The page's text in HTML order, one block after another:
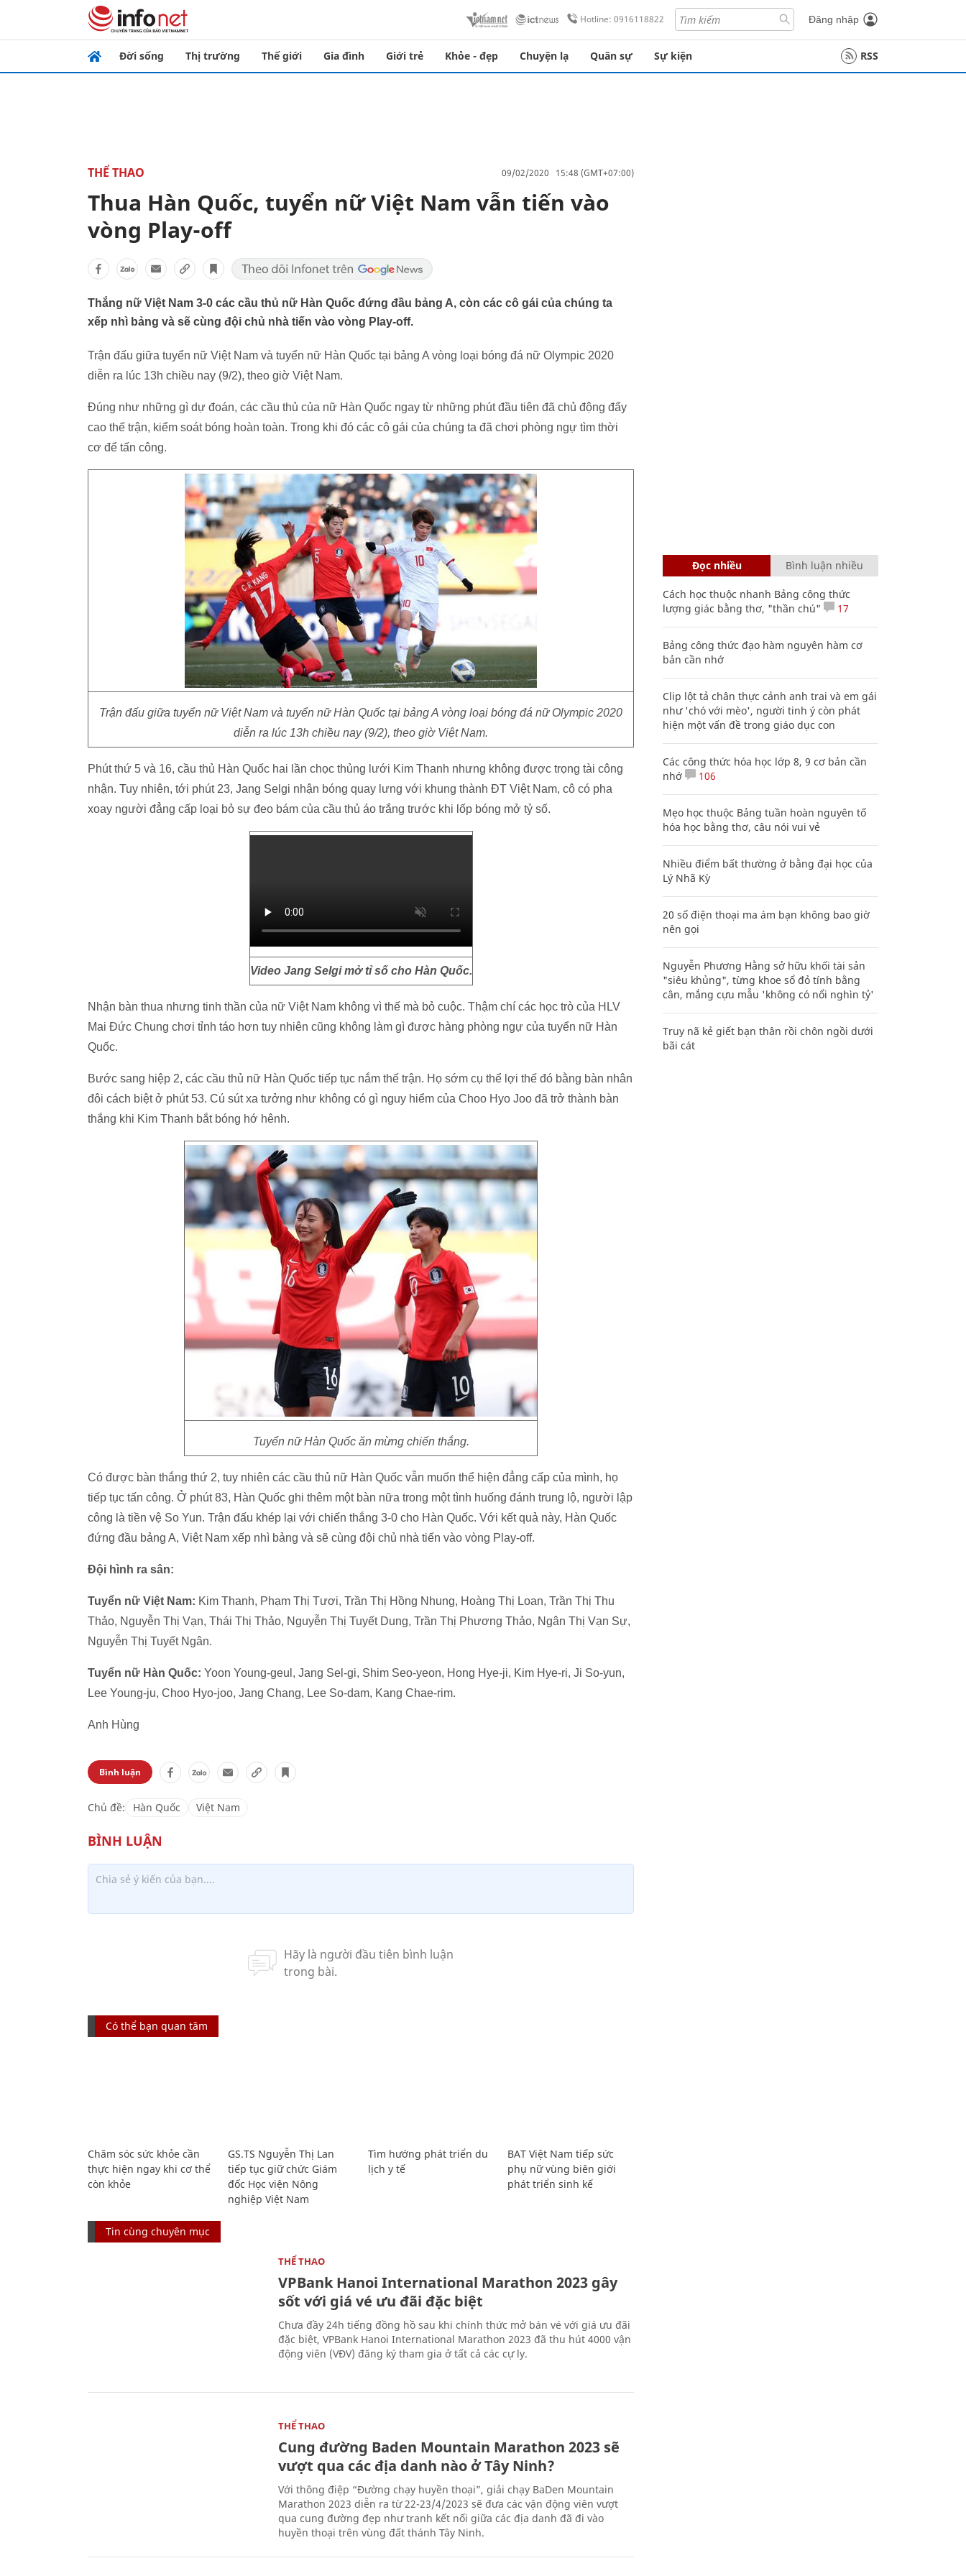
Hotline: 0916118822 Đăng nhập
Đời sống Thị trường Thế giới Gia đình Giới trẻ Khỏe - đẹp Chuyện lạ Quân sự Sự kiện RSS
THỂ THAO 09/02/2020 15:48 (GMT+07:00)
Thua Hàn Quốc, tuyển nữ Việt Nam vẫn tiến vào
vòng Play-off
Thắng nữ Việt Nam 3-0 các cầu thủ nữ Hàn Quốc đứng đầu bảng A, còn các cô gái của chúng ta
xếp nhì bảng và sẽ cùng đội chủ nhà tiến vào vòng Play-off.
Trận đấu giữa tuyển nữ Việt Nam và tuyển nữ Hàn Quốc tại bảng A vòng loại bóng đá nữ Olympic 2020
diễn ra lúc 13h chiều nay (9/2), theo giờ Việt Nam.
Đúng như những gì dự đoán, các cầu thủ của nữ Hàn Quốc ngay từ những phút đầu tiên đã chủ động đẩy
cao thế trận, kiểm soát bóng hoàn toàn. Trong khi đó các cô gái của chúng ta đã chơi phòng ngự tìm thời
cơ để tấn công.
Trận đấu giữa tuyển nữ Việt Nam và tuyển nữ Hàn Quốc tại bảng A vòng loại bóng đá nữ Olympic 2020
diễn ra lúc 13h chiều nay (9/2), theo giờ Việt Nam.
Phút thứ 5 và 16, cầu thủ Hàn Quốc hai lần chọc thủng lưới Kim Thanh nhưng không được trọng tài công
nhận. Tuy nhiên, tới phút 23, Jang Selgi nhận bóng quay lưng với khung thành ĐT Việt Nam, cô có pha
xoay người đẳng cấp loại bỏ sự đeo bám của cầu thủ áo trắng trước khi lốp bóng mở tỷ số.
Video Jang Selgi mở tỉ số cho Hàn Quốc.
Nhận bàn thua nhưng tinh thần của nữ Việt Nam không vì thế mà bỏ cuộc. Thậm chí các học trò của HLV
Mai Đức Chung chơi tỉnh táo hơn tuy nhiên cũng không làm gì được hàng phòng ngự của tuyển nữ Hàn
Quốc.
Bước sang hiệp 2, các cầu thủ nữ Hàn Quốc tiếp tục nắm thế trận. Họ sớm cụ thể lợi thế đó bằng bàn nhân
đôi cách biệt ở phút 53. Cú sút xa tưởng như không có gì nguy hiểm của Choo Hyo Joo đã trở thành bàn
thắng khi Kim Thanh bắt bóng hớ hênh.
Tuyển nữ Hàn Quốc ăn mừng chiến thắng.
Có được bàn thắng thứ 2, tuy nhiên các cầu thủ nữ Hàn Quốc vẫn muốn thể hiện đẳng cấp của mình, họ
tiếp tục tấn công. Ở phút 83, Hàn Quốc ghi thêm một bàn nữa trong một tình huống đánh trung lộ, người lập
công là tiền vệ So Yun. Trận đấu khép lại với chiến thắng 3-0 cho Hàn Quốc. Với kết quả này, Hàn Quốc
đứng đầu bảng A, Việt Nam xếp nhì bảng và sẽ cùng đội chủ nhà tiến vào vòng Play-off.
Đội hình ra sân:
Tuyển nữ Việt Nam: Kim Thanh, Phạm Thị Tươi, Trần Thị Hồng Nhung, Hoàng Thị Loan, Trần Thị Thu
Thảo, Nguyễn Thị Vạn, Thái Thị Thảo, Nguyễn Thị Tuyết Dung, Trần Thị Phương Thảo, Ngân Thị Vạn Sự,
Nguyễn Thị Tuyết Ngân.
Tuyển nữ Hàn Quốc: Yoon Young-geul, Jang Sel-gi, Shim Seo-yeon, Hong Hye-ji, Kim Hye-ri, Ji So-yun,
Lee Young-ju, Choo Hyo-joo, Jang Chang, Lee So-dam, Kang Chae-rim.
Anh Hùng
Bình luận
Chủ đề: Hàn Quốc Việt Nam
Có thể bạn quan tâm
Chăm sóc sức khỏe cần
thực hiện ngay khi cơ thể
còn khỏe
GS.TS Nguyễn Thị Lan
tiếp tục giữ chức Giám
đốc Học viện Nông
nghiệp Việt Nam
Tìm hướng phát triển du
lịch y tế
BAT Việt Nam tiếp sức
phụ nữ vùng biên giới
phát triển sinh kế
Tin cùng chuyên mục
THỂ THAO
VPBank Hanoi International Marathon 2023 gây
sốt với giá vé ưu đãi đặc biệt
Chưa đầy 24h tiếng đồng hồ sau khi chính thức mở bán vé với giá ưu đãi
đặc biệt, VPBank Hanoi International Marathon 2023 đã thu hút 4000 vận
động viên (VĐV) đăng ký tham gia ở tất cả các cự ly.
THỂ THAO
Cung đường Baden Mountain Marathon 2023 sẽ
vượt qua các địa danh nào ở Tây Ninh?
Với thông điệp “Đường chạy huyền thoại”, giải chạy BaDen Mountain
Marathon 2023 diễn ra từ 22-23/4/2023 sẽ đưa các vận động viên vượt
qua cung đường đẹp như tranh kết nối giữa các địa danh đã đi vào
huyền thoại trên vùng đất thánh Tây Ninh.
Đọc nhiều Bình luận nhiều
Cách học thuộc nhanh Bảng công thức
lượng giác bằng thơ, "thần chú"
17
Bảng công thức đạo hàm nguyên hàm cơ
bản cần nhớ
Clip lột tả chân thực cảnh anh trai và em gái
như 'chó với mèo', người tinh ý còn phát
hiện một vấn đề trong giáo dục con
Các công thức hóa học lớp 8, 9 cơ bản cần
nhớ
106
Mẹo học thuộc Bảng tuần hoàn nguyên tố
hóa học bằng thơ, câu nói vui vẻ
Nhiều điểm bất thường ở bằng đại học của
Lý Nhã Kỳ
20 số điện thoại ma ám bạn không bao giờ
nên gọi
Nguyễn Phương Hằng sở hữu khối tài sản
"siêu khủng", từng khoe sổ đỏ tính bằng
cân, mắng cựu mẫu 'không có nổi nghìn tỷ'
Truy nã kẻ giết bạn thân rồi chôn ngồi dưới
bãi cát